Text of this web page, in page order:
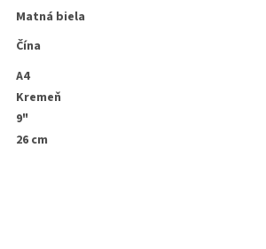
Matná biela
Čína
A4
Kremeň
9"
26 cm